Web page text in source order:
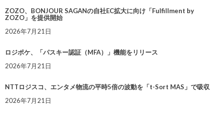
ZOZO、BONJOUR SAGANの自社EC拡大に向け「Fulfillment by
ZOZO」を提供開始
2026年7月21日
ロジポケ、「パスキー認証（MFA）」機能をリリース
2026年7月21日
NTTロジスコ、エンタメ物流の平時5倍の波動を「t-Sort MAS」で吸収
2026年7月21日